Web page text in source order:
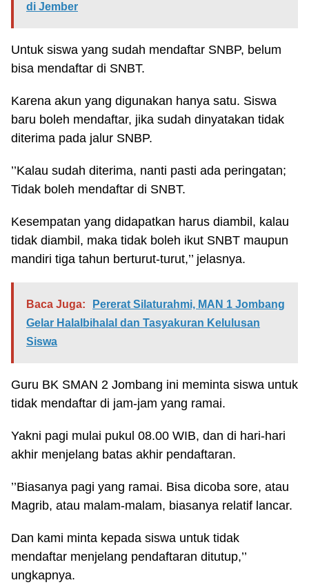
di Jember
Untuk siswa yang sudah mendaftar SNBP, belum
bisa mendaftar di SNBT.
Karena akun yang digunakan hanya satu. Siswa
baru boleh mendaftar, jika sudah dinyatakan tidak
diterima pada jalur SNBP.
’’Kalau sudah diterima, nanti pasti ada peringatan;
Tidak boleh mendaftar di SNBT.
Kesempatan yang didapatkan harus diambil, kalau
tidak diambil, maka tidak boleh ikut SNBT maupun
mandiri tiga tahun berturut-turut,’’ jelasnya.
Baca Juga:
Pererat Silaturahmi, MAN 1 Jombang
Gelar Halalbihalal dan Tasyakuran Kelulusan
Siswa
Guru BK SMAN 2 Jombang ini meminta siswa untuk
tidak mendaftar di jam-jam yang ramai.
Yakni pagi mulai pukul 08.00 WIB, dan di hari-hari
akhir menjelang batas akhir pendaftaran.
’’Biasanya pagi yang ramai. Bisa dicoba sore, atau
Magrib, atau malam-malam, biasanya relatif lancar.
Dan kami minta kepada siswa untuk tidak
mendaftar menjelang pendaftaran ditutup,’’
ungkapnya.